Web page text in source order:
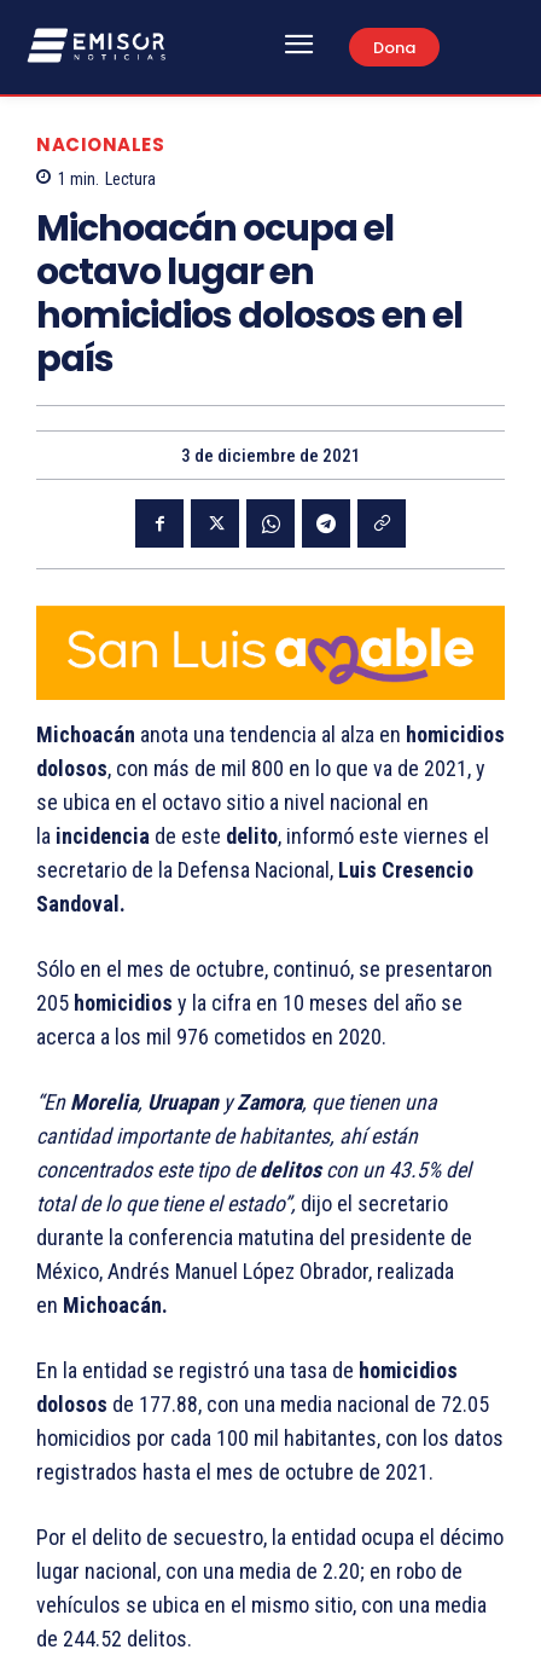
Dona
NACIONALES
1 min. Lectura
Michoacán ocupa el
octavo lugar en
homicidios dolosos en el
país
3 de diciembre de 2021
Michoacán anota una tendencia al alza en homicidios
dolosos, con más de mil 800 en lo que va de 2021, y
se ubica en el octavo sitio a nivel nacional en
la incidencia de este delito, informó este viernes el
secretario de la Defensa Nacional, Luis Cresencio
Sandoval.
Sólo en el mes de octubre, continuó, se presentaron
205 homicidios y la cifra en 10 meses del año se
acerca a los mil 976 cometidos en 2020.
“EnMorelia, UruapanyZamora, que tienen una
cantidad importante de habitantes, ahí están
concentrados este tipo dedelitoscon un 43.5% del
total de lo que tiene el estado”, dijo el secretario
durante la conferencia matutina del presidente de
México, Andrés Manuel López Obrador, realizada
en Michoacán.
En la entidad se registró una tasa de homicidios
dolosos de 177.88, con una media nacional de 72.05
homicidios por cada 100 mil habitantes, con los datos
registrados hasta el mes de octubre de 2021.
Por el delito de secuestro, la entidad ocupa el décimo
lugar nacional, con una media de 2.20; en robo de
vehículos se ubica en el mismo sitio, con una media
de 244.52 delitos.